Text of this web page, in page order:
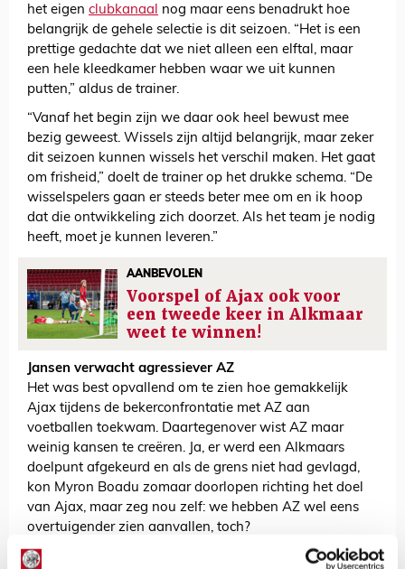
het eigen clubkanaal nog maar eens benadrukt hoe
belangrijk de gehele selectie is dit seizoen. “Het is een
prettige gedachte dat we niet alleen een elftal, maar
een hele kleedkamer hebben waar we uit kunnen
putten,” aldus de trainer.
“Vanaf het begin zijn we daar ook heel bewust mee
bezig geweest. Wissels zijn altijd belangrijk, maar zeker
dit seizoen kunnen wissels het verschil maken. Het gaat
om frisheid,” doelt de trainer op het drukke schema. “De
wisselspelers gaan er steeds beter mee om en ik hoop
dat die ontwikkeling zich doorzet. Als het team je nodig
heeft, moet je kunnen leveren.”
AANBEVOLEN
Voorspel of Ajax ook voor
een tweede keer in Alkmaar
weet te winnen!
Jansen verwacht agressiever AZ
Het was best opvallend om te zien hoe gemakkelijk
Ajax tijdens de bekerconfrontatie met AZ aan
voetballen toekwam. Daartegenover wist AZ maar
weinig kansen te creëren. Ja, er werd een Alkmaars
doelpunt afgekeurd en als de grens niet had gevlagd,
kon Myron Boadu zomaar doorlopen richting het doel
van Ajax, maar zeg nou zelf: we hebben AZ wel eens
overtuigender zien aanvallen, toch?
“Dat moet zondag heel anders,” concludeerde AZ-